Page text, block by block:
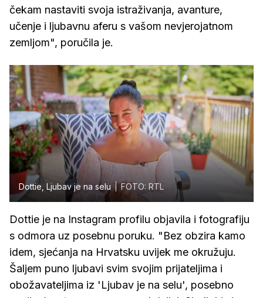
čekam nastaviti svoja istraživanja, avanture,
učenje i ljubavnu aferu s vašom nevjerojatnom
zemljom", poručila je.
Dottie, Ljubav je na selu FOTO: RTL
Dottie je na Instagram profilu objavila i fotografiju
s odmora uz posebnu poruku. "Bez obzira kamo
idem, sjećanja na Hrvatsku uvijek me okružuju.
Šaljem puno ljubavi svim svojim prijateljima i
obožavateljima iz 'Ljubav je na selu', posebno